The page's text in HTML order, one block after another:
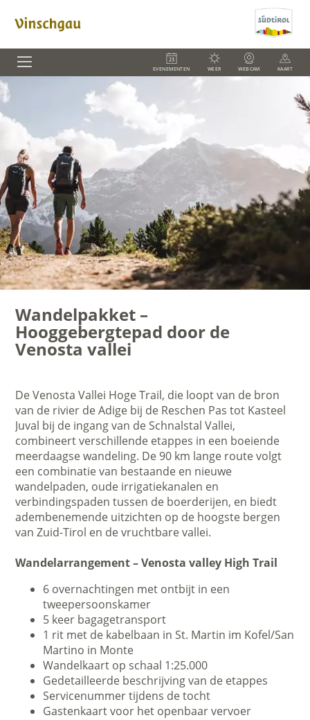
EVENEMENTEN WEER WEBCAM KAART
Wandelpakket –
Hooggebergtepad door de
Venosta vallei
De Venosta Vallei Hoge Trail, die loopt van de bron
van de rivier de Adige bij de Reschen Pas tot Kasteel
Juval bij de ingang van de Schnalstal Vallei,
combineert verschillende etappes in een boeiende
meerdaagse wandeling. De 90 km lange route volgt
een combinatie van bestaande en nieuwe
wandelpaden, oude irrigatiekanalen en
verbindingspaden tussen de boerderijen, en biedt
adembenemende uitzichten op de hoogste bergen
van Zuid-Tirol en de vruchtbare vallei.
Wandelarrangement – Venosta valley High Trail
6 overnachtingen met ontbijt in een
tweepersoonskamer
5 keer bagagetransport
1 rit met de kabelbaan in St. Martin im Kofel/San
Martino in Monte
Wandelkaart op schaal 1:25.000
Gedetailleerde beschrijving van de etappes
Servicenummer tijdens de tocht
Gastenkaart voor het openbaar vervoer